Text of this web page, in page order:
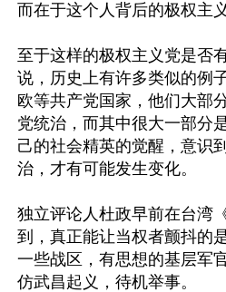
而在于这个人背后的极权主
至于这样的极权主义党是否
说，历史上有许多类似的例
欧等共产党国家，他们大部
党统治，而其中很大一部分
己的社会精英的觉醒，意识
治，才有可能发生变化。
独立评论人杜政早前在台湾
到，真正能让当权者颤抖的
一些战区，有思想的基层军
仿武昌起义，待机举事。